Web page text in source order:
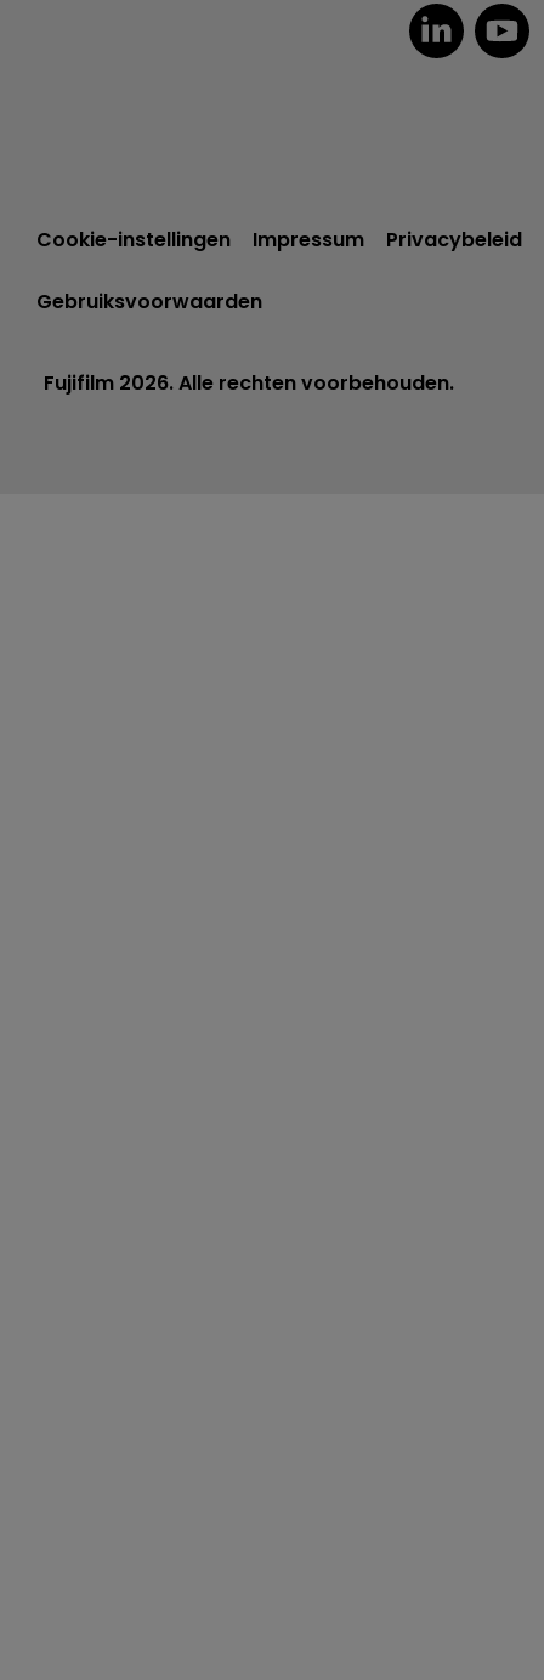
Cookie-instellingen Impressum Privacybeleid
Gebruiksvoorwaarden
Fujifilm 2026. Alle rechten voorbehouden.